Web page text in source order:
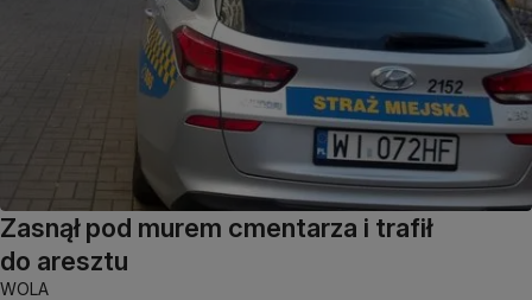
Zasnął pod murem cmentarza i trafił
do aresztu
WOLA